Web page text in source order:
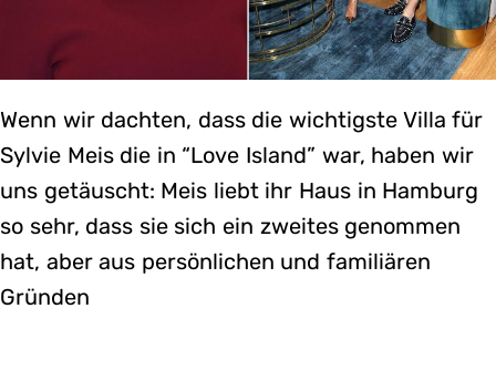
Wenn wir dachten, dass die wichtigste Villa für
Sylvie Meis die in “Love Island” war, haben wir
uns getäuscht: Meis liebt ihr Haus in Hamburg
so sehr, dass sie sich ein zweites genommen
hat, aber aus persönlichen und familiären
Gründen